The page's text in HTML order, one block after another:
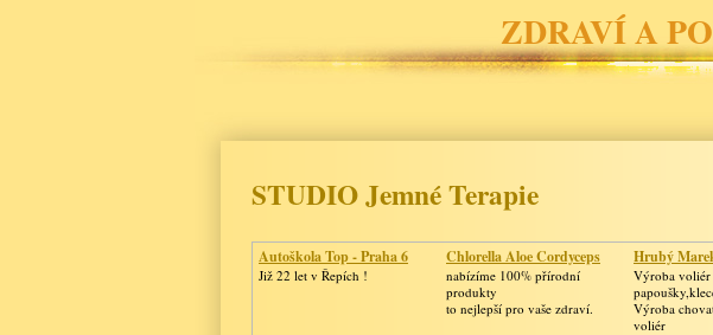
ZDRAVÍ A
STUDIO Jemné Terapie
Autoškola Top - Praha 6
Již 22 let v Řepích !
Chlorella Aloe Cordyceps
nabízíme 100% přírodní
produkty
to nejlepší pro vaše zdraví.
Hrubý
Výroba
Výroba
voliér